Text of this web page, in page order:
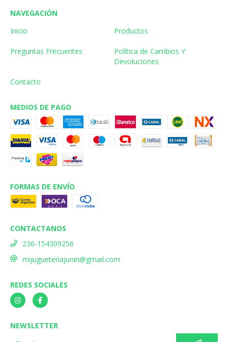
NAVEGACIÓN
Inicio
Productos
Preguntas Frecuentes
Política de Cambios Y
Devoluciones
Contacto
MEDIOS DE PAGO
FORMAS DE ENVÍO
CONTACTANOS
236-154309256
mijugueteriajunin@gmail.com
REDES SOCIALES
NEWSLETTER